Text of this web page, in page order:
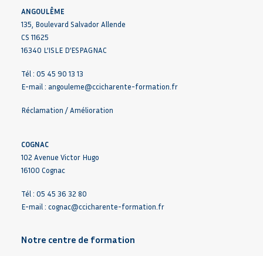
ANGOULÊME
135, Boulevard Salvador Allende
CS 11625
16340 L’ISLE D’ESPAGNAC
Tél : 05 45 90 13 13
E-mail : angouleme@ccicharente-formation.fr
Réclamation / Amélioration
COGNAC
102 Avenue Victor Hugo
16100 Cognac
Tél : 05 45 36 32 80
E-mail : cognac@ccicharente-formation.fr
Notre centre de formation